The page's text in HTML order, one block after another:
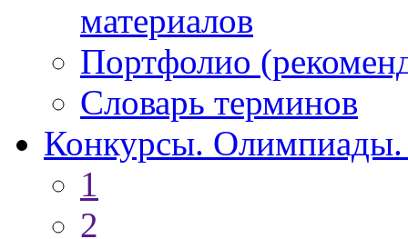
материалов
Портфолио
Словарь терминов
Конкурсы.
1
2